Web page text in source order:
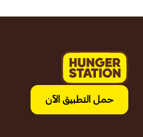
حمل التطبيق الآن